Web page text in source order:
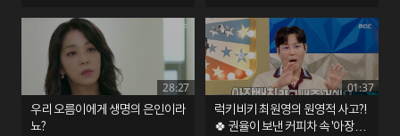
28:27
우리 오름이에게 생명의 은인이라
뇨?
01:37
럭키비키 최원영의 원영적 사고?!
🍀 권율이 보낸 커피차 속 '아장배